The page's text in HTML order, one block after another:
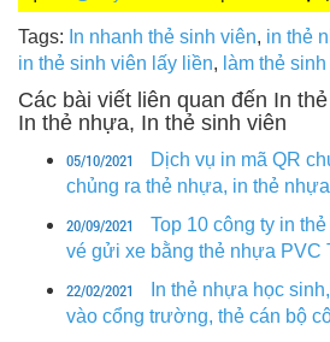
Tags: In nhanh thẻ sinh viên, in thẻ
in thẻ sinh viên lấy liền, làm thẻ
Các bài viết liên quan đến In
In thẻ nhựa, In thẻ sinh viên
05/10/2021
Dịch vụ in mã QR
chủng ra thẻ nhựa, in thẻ
20/09/2021
Top 10 công ty in
vé gửi xe bằng thẻ nhựa PVC
22/02/2021
In thẻ nhựa học
vào cổng trường, thẻ cán bộ